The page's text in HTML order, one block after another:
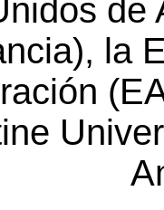
de
la